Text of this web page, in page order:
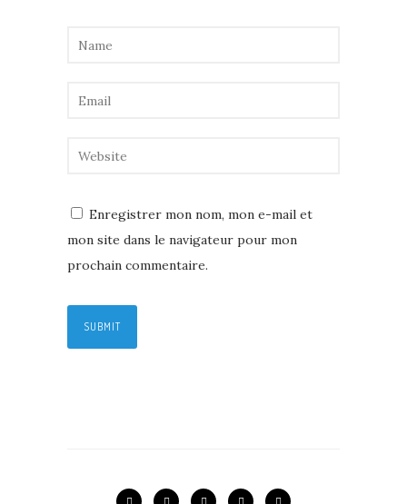
Enregistrer mon nom, mon e-mail et
mon site dans le navigateur pour mon
prochain commentaire.